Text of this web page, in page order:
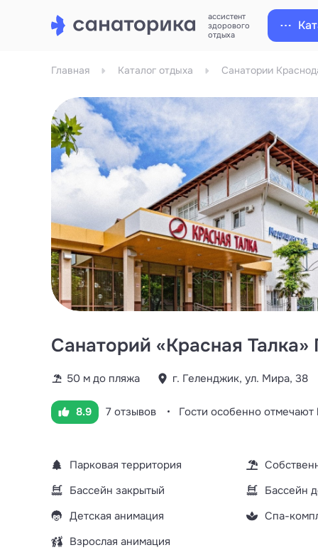
ассистент
здорового
отдыха
Главная Каталог отдыха Санатории
Санаторий «Красная Талка»
50 м до пляжа г. Геленджик, ул. Мира, 38
8.9 7 отзывов Гости особенно отмечают
Парковая территория
Бассейн закрытый
Бассейн
Детская анимация
Спа-
Взрослая анимация